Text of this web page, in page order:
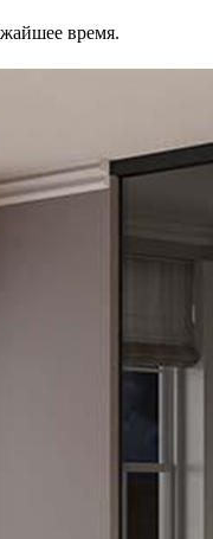
время.